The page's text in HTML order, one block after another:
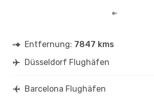
Entfernung: 7847 kms
Düsseldorf Flughäfen
Barcelona Flughäfen